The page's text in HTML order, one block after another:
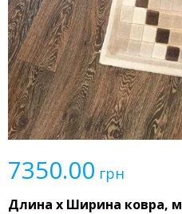
7350.00 грн
Длина x Ширина ковра, м